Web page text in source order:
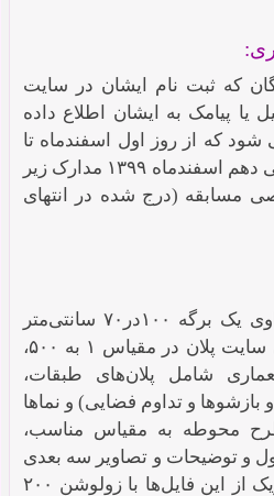
که ثبت نام ایشان در سایت
یا پیامک به ایشان اطلاع داده
که از روز اول اسفندماه تا
حداکثر قبل از ساعت پایانی دهم اسفندماه ۱۳۹۹ مدارک زیر
مسابقه (درج شده در انتهای
سه فایل jpeg،‌ هر یک حاوی یک برگه ۱۰۰در۷۰ سانتی‌متر
عمودی، که مجموعا حاوی سایت پلان در مقیاس ۱ به ۵۰۰،
شامل پلان‌های طبقات،
و تداوم فضایی) و نماها
۱ به ۱۵۰، طرح محوطه به مقیاس مناسب،
و توضیحات و تصاویر سه بعدی
داخلی و خارجی باشد. هریک از این فایل‌ها با زولوشن ۲۰۰